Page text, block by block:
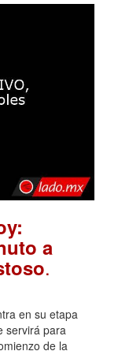
a
.
en su etapa
servirá para
de la